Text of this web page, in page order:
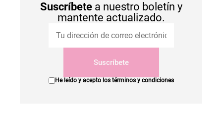
Suscríbetea nuestro boletín y
mantente actualizado.
Suscríbete
He leído y acepto los términos y condiciones